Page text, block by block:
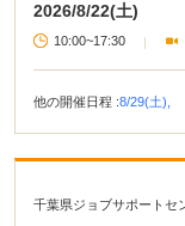
2026/8/22(土)
10:00~17:30 |
他の開催日程 :8/29(土),
千葉県ジョブサポートセ